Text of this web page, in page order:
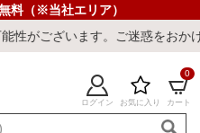
料（※当社エリア）
す。ご迷惑をおかけしまして誠
ログイン お気に入り カート
0
規会員登録